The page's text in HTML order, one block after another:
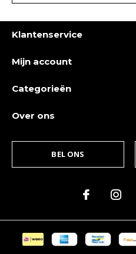
Klantenservice
Mijn account
Categorieën
Over ons
BEL ONS